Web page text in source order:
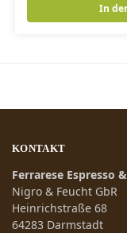
In
KONTAKT
Ferrarese Espresso
Nigro & Feucht GbR
Heinrichstraße 68
64283 Darmstadt